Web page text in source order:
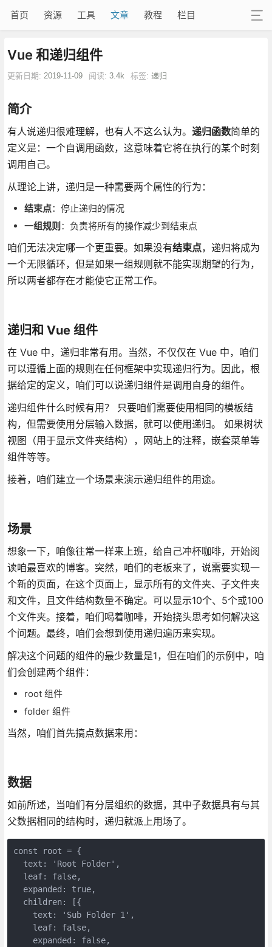
首页 资源 工具 文章 教程 栏目
Vue 和递归组件
更新日期: 2019-11-09 阅读: 3.4k 标签: 递归
简介
有人说递归很难理解，也有人不这么认为。 递归函数简单的
定义是：一个自调用函数，这意味着它将在执行的某个时刻
调用自己。
从理论上讲，递归是一种需要两个属性的行为：
结束点：停止递归的情况
一组规则 ：负责将所有的操作减少到结束点
咱们无法决定哪一个更重要。如果没有结束点，递归将成为
一个无限循环，但是如果一组规则就不能实现期望的行为，
所以两者都存在才能使它正常工作。
递归和 Vue 组件
在 Vue 中，递归非常有用。当然，不仅仅在 Vue 中，咱们
可以遵循上面的规则在任何框架中实现递归行为。因此，根
据给定的定义，咱们可以说递归组件是调用自身的组件。
递归组件什么时候有用？ 只要咱们需要使用相同的模板结
构，但需要使用分层输入数据，就可以使用递归。 如果树状
视图（用于显示文件夹结构），网站上的注释，嵌套菜单等
组件等等。
接着，咱们建立一个场景来演示递归组件的用途。
场景
想象一下，咱像往常一样来上班，给自己冲杯咖啡，开始阅
读咱最喜欢的博客。突然，咱们的老板来了，说需要实现一
个新的页面，在这个页面上，显示所有的文件夹、子文件夹
和文件，且文件结构数量不确定。可以显示10个、5个或100
个文件夹。接着，咱们喝着咖啡，开始挠头思考如何解决这
个问题。最终，咱们会想到使用递归遍历来实现。
解决这个问题的组件的最少数量是1，但在咱们的示例中，咱
们会创建两个组件：
root 组件
folder 组件
当然，咱们首先搞点数据来用：
数据
如前所述，当咱们有分层组织的数据，其中子数据具有与其
父数据相同的结构时，递归就派上用场了。
const root = {
  text: 'Root Folder',
  leaf: false,
  expanded: true,
  children: [{
    text: 'Sub Folder 1',
    leaf: false,
    expanded: false,